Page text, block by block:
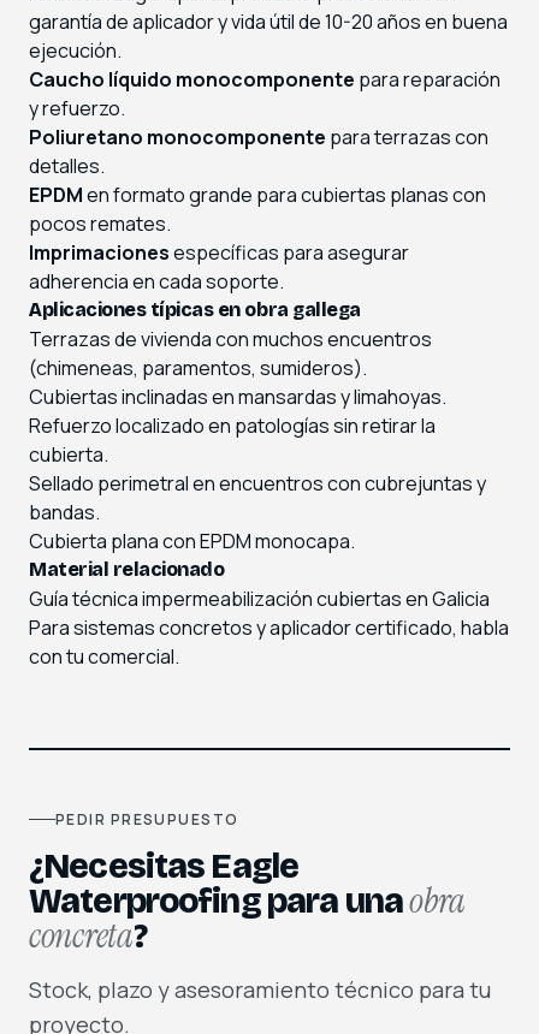
garantía de aplicador y vida útil de 10-20 años en buena
ejecución.
Caucho líquido monocomponente para reparación
y refuerzo.
Poliuretano monocomponente para terrazas con
detalles.
EPDMen formato grande para cubiertas planas con
pocos remates.
Imprimacionesespecíficas para asegurar
adherencia en cada soporte.
Aplicaciones típicas en obra gallega
Terrazas de vivienda con muchos encuentros
(chimeneas, paramentos, sumideros).
Cubiertas inclinadas en mansardas y limahoyas.
Refuerzo localizado en patologías sin retirar la
cubierta.
Sellado perimetral en encuentros con cubrejuntas y
bandas.
Cubierta plana con EPDM monocapa.
Material relacionado
Guía técnica impermeabilización cubiertas en Galicia
Para sistemas concretos y aplicador certificado, habla
con tu comercial.
PEDIR PRESUPUESTO
¿Necesitas Eagle
Waterproofing para unaobra
concreta?
Stock, plazo y asesoramiento técnico para tu
proyecto.